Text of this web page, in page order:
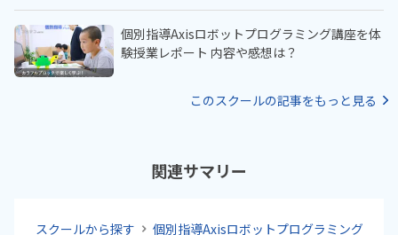
個別指導Axisロボットプログラミング講座を体
験授業レポート 内容や感想は？
このスクールの記事をもっと見る
関連サマリー
スクールから探す
個別指導Axisロボットプログラミング講座